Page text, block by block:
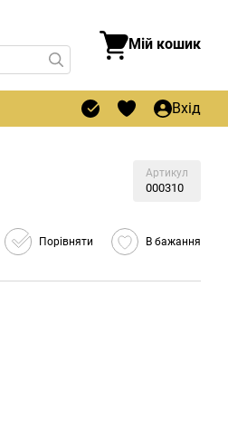
Мій кошик
Вхід
Артикул
000310
Порівняти В бажання